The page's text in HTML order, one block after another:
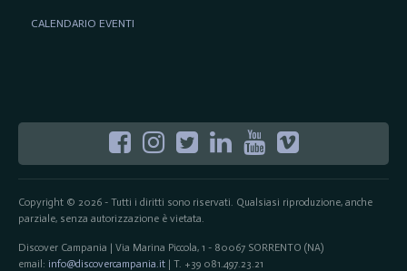
Copyright © 2026 - Tutti i diritti sono riservati. Qualsiasi riproduzione, anche
parziale, senza autorizzazione è vietata.
Discover Campania | Via Marina Piccola, 1 - 80067 SORRENTO (NA)
email: info@discovercampania.it| T. +39 081.497.23.21
CALENDARIO EVENTI